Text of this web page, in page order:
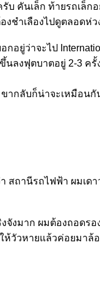
คันเล็ก ท้ายรถเล็ก
ชำเลืองไปดูตลอดห่
อยู่ว่าจะไป
ลงฟุตบาตอยู่ 2-3 ครั้
ากลับก็น่าจะเหมือน
ถานีรถไฟฟ้า ผมเดา
งมาก ผมต้องถอดรอ
ห้วัวหายแล้วค่อยมาล้